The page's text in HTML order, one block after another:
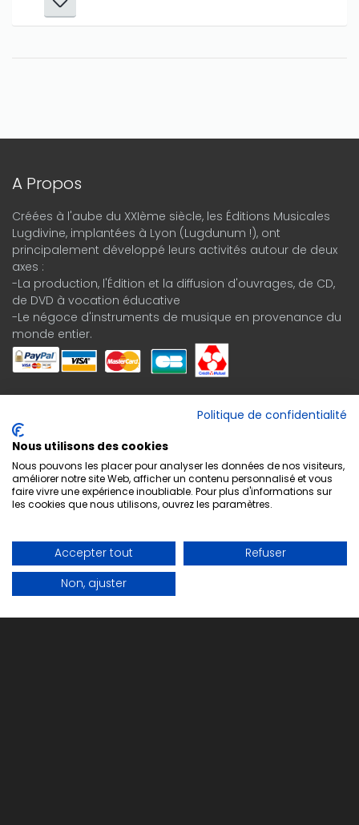
A Propos
Créées à l'aube du XXIème siècle, les Éditions Musicales
Lugdivine, implantées à Lyon (Lugdunum !), ont
principalement développé leurs activités autour de deux
axes :
-La production, l'Édition et la diffusion d'ouvrages, de CD,
de DVD à vocation éducative
-Le négoce d'instruments de musique en provenance du
monde entier.
Historique de commande
Wishlist
Réseau Points Relais GLS
Bon de commande
Information
Politique de confidentialité
Nous utilisons des cookies
Nous pouvons les placer pour analyser les données de nos visiteurs,
améliorer notre site Web, afficher un contenu personnalisé et vous
faire vivre une expérience inoubliable. Pour plus d'informations sur
les cookies que nous utilisons, ouvrez les paramètres.
Accepter tout
Refuser
Non, ajuster